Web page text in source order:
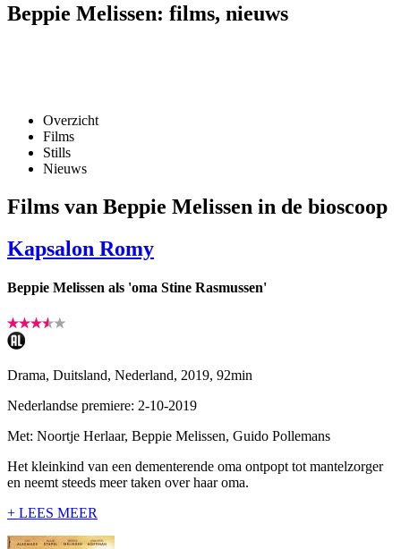
Beppie Melissen: films, nieuws
Overzicht
Films
Stills
Nieuws
Films van Beppie Melissen in de bioscoop
Kapsalon Romy
Beppie Melissen als 'oma Stine Rasmussen'
Drama, Duitsland, Nederland, 2019, 92min
Nederlandse premiere: 2-10-2019
Met: Noortje Herlaar, Beppie Melissen, Guido Pollemans
Het kleinkind van een dementerende oma ontpopt tot mantelzorger
en neemt steeds meer taken over haar oma.
+ LEES MEER